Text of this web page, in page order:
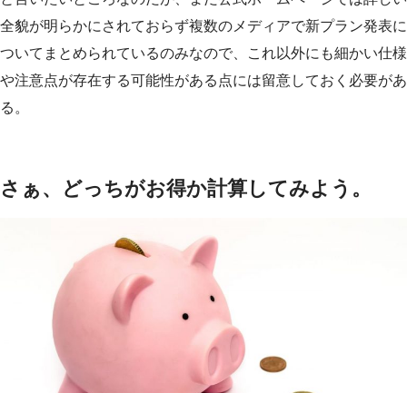
全貌が明らかにされておらず複数のメディアで新プラン発表に
ついてまとめられているのみなので、これ以外にも細かい仕様
や注意点が存在する可能性がある点には留意しておく必要があ
る。
さぁ、どっちがお得か計算してみよう。